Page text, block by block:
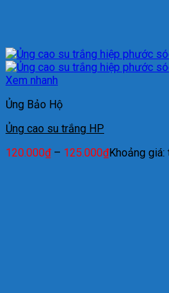
Xem nhanh
Ủng Bảo Hộ
Ủng cao su trắng HP
120.000₫ – 125.000₫Khoảng